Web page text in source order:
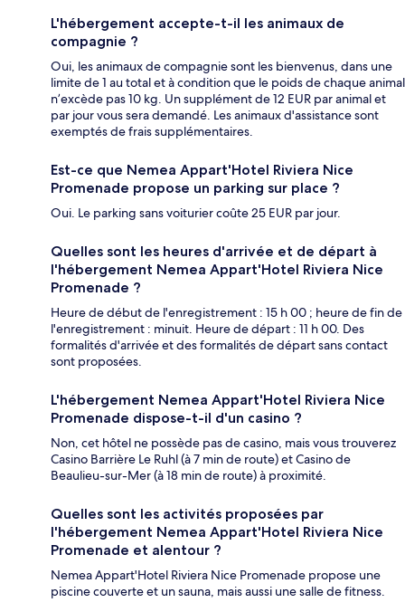
L'hébergement accepte-t-il les animaux de
compagnie ?
Oui, les animaux de compagnie sont les bienvenus, dans une
limite de 1 au total et à condition que le poids de chaque animal
n’excède pas 10 kg. Un supplément de 12 EUR par animal et
par jour vous sera demandé. Les animaux d'assistance sont
exemptés de frais supplémentaires.
Est-ce que Nemea Appart'Hotel Riviera Nice
Promenade propose un parking sur place ?
Oui. Le parking sans voiturier coûte 25 EUR par jour.
Quelles sont les heures d'arrivée et de départ à
l'hébergement Nemea Appart'Hotel Riviera Nice
Promenade ?
Heure de début de l'enregistrement : 15 h 00 ; heure de fin de
l'enregistrement : minuit. Heure de départ : 11 h 00. Des
formalités d'arrivée et des formalités de départ sans contact
sont proposées.
L'hébergement Nemea Appart'Hotel Riviera Nice
Promenade dispose-t-il d'un casino ?
Non, cet hôtel ne possède pas de casino, mais vous trouverez
Casino Barrière Le Ruhl (à 7 min de route) et Casino de
Beaulieu-sur-Mer (à 18 min de route) à proximité.
Quelles sont les activités proposées par
l'hébergement Nemea Appart'Hotel Riviera Nice
Promenade et alentour ?
Nemea Appart'Hotel Riviera Nice Promenade propose une
piscine couverte et un sauna, mais aussi une salle de fitness.